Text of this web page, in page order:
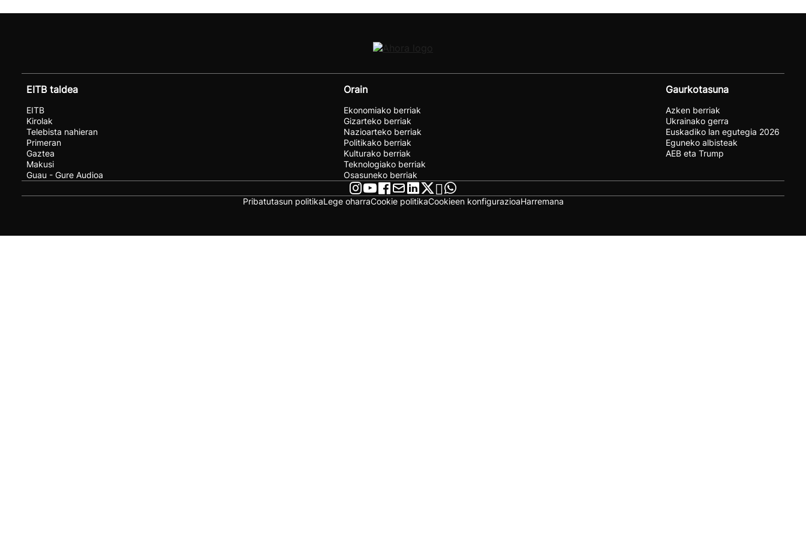
EITB taldea
EITB
Kirolak
Telebista nahieran
Primeran
Gaztea
Makusi
Guau - Gure Audioa
Orain
Ekonomiako berriak
Gizarteko berriak
Nazioarteko berriak
Politikako berriak
Kulturako berriak
Teknologiako berriak
Osasuneko berriak
Gaurkotasuna
Azken berriak
Ukrainako gerra
Euskadiko lan egutegia 2026
Eguneko albisteak
AEB eta Trump
Pribatutasun politikaLege oharraCookie politikaCookieen konfigurazioaHarremana